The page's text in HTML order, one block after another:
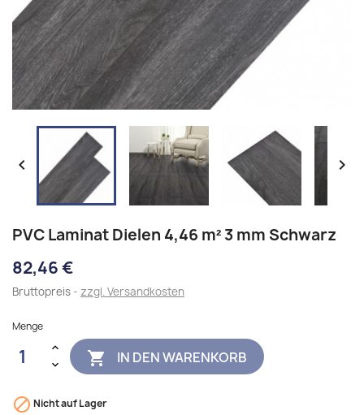
 
PVC Laminat Dielen 4,46 m² 3 mm Schwarz
82,46 €
Bruttopreis zzgl. Versandkosten
Menge
 IN DEN WARENKORB
 Nicht auf Lager